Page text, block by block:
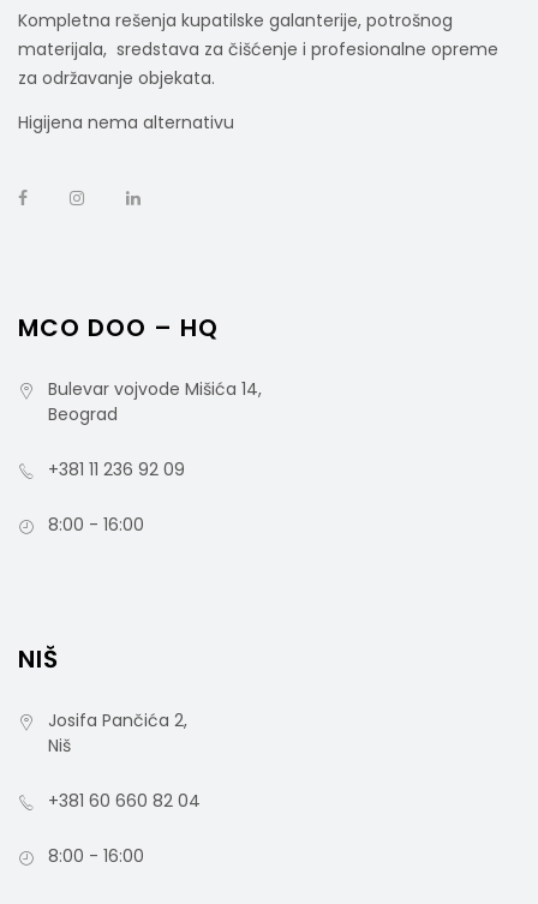
Šifra artikla: 220755
Kompletna rešenja kupatilske galanterije, potrošnog
materijala, sredstava za čišćenje i profesionalne opreme
za održavanje objekata.
Higijena nema alternativu
MCO DOO – HQ
Bulevar vojvode Mišića 14,
Beograd
+381 11 236 92 09
8:00 - 16:00
NIŠ
Josifa Pančića 2,
Niš
+381 60 660 82 04
8:00 - 16:00